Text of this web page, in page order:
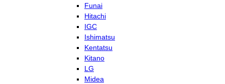
Funai
Hitachi
IGC
Ishimatsu
Kentatsu
Kitano
LG
Midea